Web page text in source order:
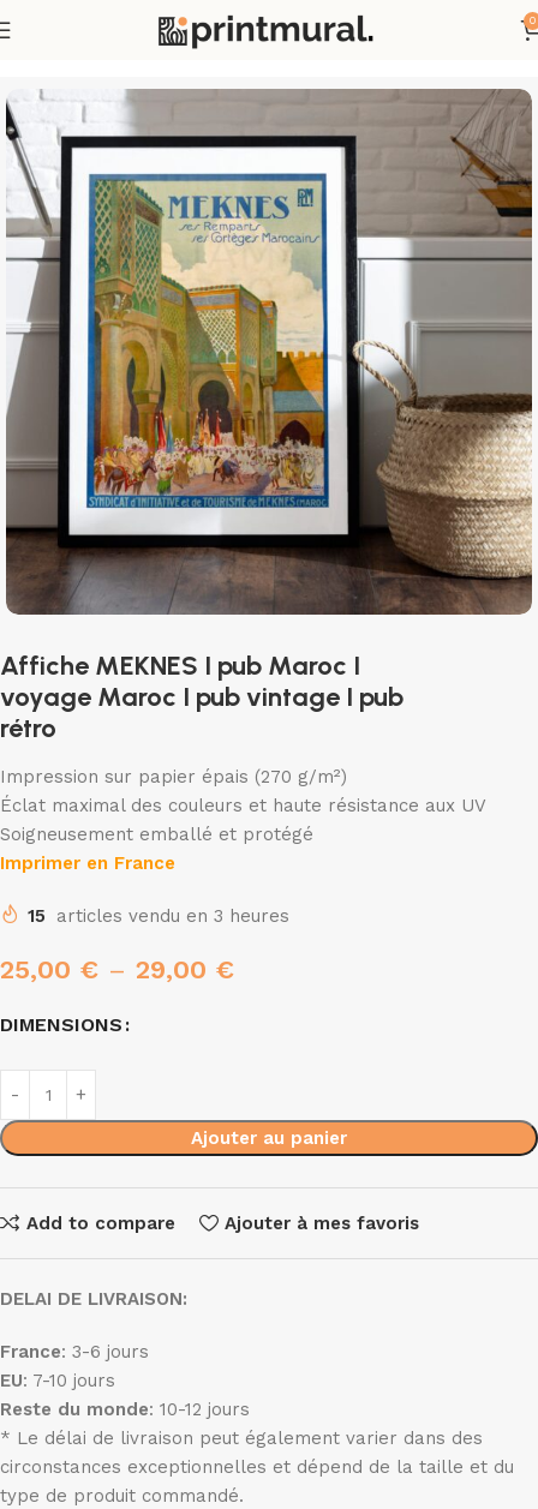
0
Affiches Publicités
Affiche MEKNES I pub Maroc I
voyage Maroc I pub vintage I pub
rétro
Impression sur papier épais (270 g/m²)
Éclat maximal des couleurs et haute résistance aux UV
Soigneusement emballé et protégé
Imprimer en France
15 articles vendu en 3 heures
25,00 € – 29,00 €
DIMENSIONS
Ajouter au panier
Add to compare Ajouter à mes favoris
DELAI DE LIVRAISON:
France: 3-6 jours
EU: 7-10 jours
Reste du monde: 10-12 jours
* Le délai de livraison peut également varier dans des
circonstances exceptionnelles et dépend de la taille et du
type de produit commandé.